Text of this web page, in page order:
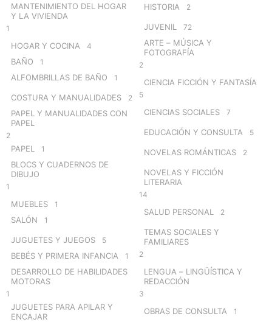
MANTENIMIENTO DEL HOGAR
Y LA VIVIENDA
1
HOGAR Y COCINA 4
BAÑO 1
ALFOMBRILLAS DE BAÑO 1
COSTURA Y MANUALIDADES 2
PAPEL Y MANUALIDADES CON
PAPEL
2
PAPEL 1
BLOCS Y CUADERNOS DE
DIBUJO
1
MUEBLES 1
SALÓN 1
JUGUETES Y JUEGOS 5
BEBÉS Y PRIMERA INFANCIA 1
DESARROLLO DE HABILIDADES
MOTORAS
1
JUGUETES PARA APILAR Y
ENCAJAR
HISTORIA 2
JUVENIL 72
ARTE – MÚSICA Y
FOTOGRAFÍA
2
CIENCIA FICCIÓN Y FANTASÍA
5
CIENCIAS SOCIALES 7
EDUCACIÓN Y CONSULTA 5
NOVELAS ROMÁNTICAS 2
NOVELAS Y FICCIÓN
LITERARIA
14
SALUD PERSONAL 2
TEMAS SOCIALES Y
FAMILIARES
2
LENGUA – LINGÜÍSTICA Y
REDACCIÓN
3
OBRAS DE CONSULTA 1